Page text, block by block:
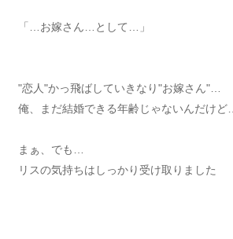
「…お嫁さん…として…」
"恋人"かっ飛ばしていきなり"お嫁さん"…
俺、まだ結婚できる年齢じゃないんだけど…
まぁ、でも…
リスの気持ちはしっかり受け取りました